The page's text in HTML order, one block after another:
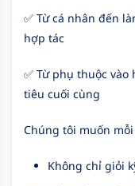
✅ Từ cá nhân đến
hợp tác
✅ Từ phụ thuộc
tiêu cuối cùng
Chúng tôi muốn
Không chỉ giỏi